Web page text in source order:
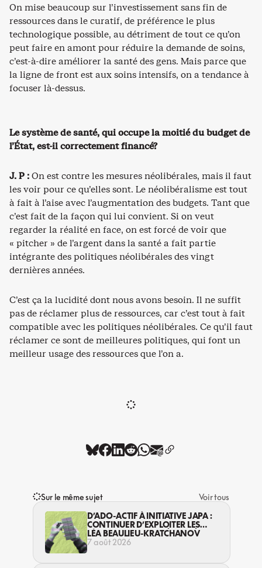
On mise beaucoup sur l’investissement sans fin de
ressources dans le curatif, de préférence le plus
technologique possible, au détriment de tout ce qu’on
peut faire en amont pour réduire la demande de soins,
c’est-à-dire améliorer la santé des gens. Mais parce que
la ligne de front est aux soins intensifs, on a tendance à
focuser là-dessus.
Le système de santé, qui occupe la moitié du budget de
l’État, est-il correctement financé?
J. P :On est contre les mesures néolibérales, mais il faut
les voir pour ce qu’elles sont. Le néolibéralisme est tout
à fait à l’aise avec l’augmentation des budgets. Tant que
c’est fait de la façon qui lui convient. Si on veut
regarder la réalité en face, on est forcé de voir que
« pitcher » de l’argent dans la santé a fait partie
intégrante des politiques néolibérales des vingt
dernières années.
C’est ça la lucidité dont nous avons besoin. Il ne suffit
pas de réclamer plus de ressources, car c’est tout à fait
compatible avec les politiques néolibérales. Ce qu’il faut
réclamer ce sont de meilleures politiques, qui font un
meilleur usage des ressources que l’on a.
Sur le même sujet
Voir tous
D’ADO-ACTIF À INITIATIVE JAPA :
CONTINUER D’EXPLOITER LES
JEUNES… DANS LA LÉGALITÉ?
LÉA BEAULIEU-KRATCHANOV
7 août 2026